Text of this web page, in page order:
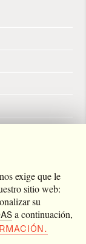
exige que le
sitio web:
su
a continuación,